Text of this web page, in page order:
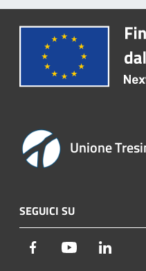
Unione
SEGUICI SU
Facebook Youtube